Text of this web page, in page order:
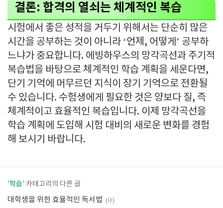
결론: 합격의 열쇠는 체계적인 복습
시험에서 좋은 성적을 거두기 위해서는 단순히 많은
시간을 공부하는 것이 아니라 ‘언제, 어떻게’ 공부하
느냐가 중요합니다. 에빙하우스의 망각곡선과 주기적
복습법을 바탕으로 체계적인 학습 계획을 세운다면,
단기 기억에 머무르던 지식이 장기 기억으로 전환될
수 있습니다. 수험생에게 필요한 것은 양보다 질, 즉
체계적이고 효율적인 복습입니다. 이제 망각곡선을
학습 계획에 도입해 시험 대비의 새로운 변화를 경험
해 보시기 바랍니다.
'학습' 카테고리의 다른 글
대학생을 위한 효율적인 독서법 (0)